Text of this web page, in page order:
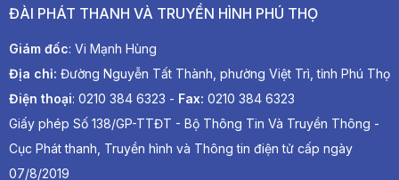
ĐÀI PHÁT THANH VÀ TRUYỀN HÌNH PHÚ THỌ
Giám đốc: Vi Mạnh Hùng
Địa chỉ: Đường Nguyễn Tất Thành, phường Việt Trì, tỉnh Phú Thọ
Điện thoại: 0210 384 6323 - Fax: 0210 384 6323
Giấy phép Số 138/GP-TTĐT - Bộ Thông Tin Và Truyền Thông -
Cục Phát thanh, Truyền hình và Thông tin điện tử cấp ngày
07/8/2019